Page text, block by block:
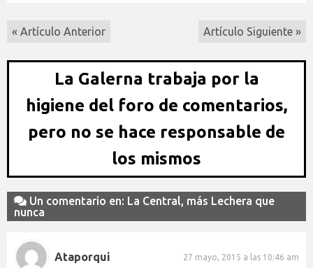
« Artículo Anterior Artículo Siguiente »
La Galerna trabaja por la
higiene del foro de comentarios,
pero no se hace responsable de
los mismos
Un comentario en: La Central, más Lechera que
nunca
Ataporqui 27 mayo, 2015 a las 10:46 am